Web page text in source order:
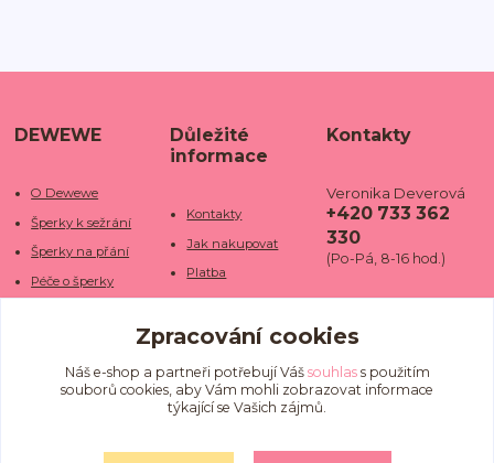
DEWEWE
O Dewewe
Šperky k sežrání
Šperky na přání
Péče o šperky
Kamenné obchody
Fotogalerie
Důležité
informace
Kontakty
Jak nakupovat
Platba
Doba dodání
Doprava
Obchodní podmínky
Ochrana osobních
Kontakty
Veronika Deverová
+420 733 362
330
(Po-Pá, 8-16 hod.)
we.cz
Zpracování cookies
Náš e-shop a partneři potřebují Váš souhlass použitím
souborů cookies, aby Vám mohli zobrazovat informace
týkající se Vašich zájmů.